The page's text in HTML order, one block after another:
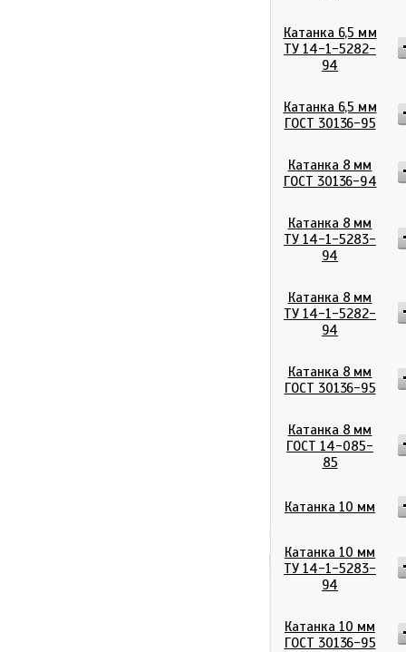
Катанка 6,5 мм
ТУ 14-1-5282-
94
Катанка 6,5 мм
ГОСТ 30136-95
Катанка 8 мм
ГОСТ 30136-94
Катанка 8 мм
ТУ 14-1-5283-
94
Катанка 8 мм
ТУ 14-1-5282-
94
Катанка 8 мм
ГОСТ 30136-95
Катанка 8 мм
ГОСТ 14-085-
85
Катанка 10 мм
Катанка 10 мм
ТУ 14-1-5283-
94
Катанка 10 мм
ГОСТ 30136-95